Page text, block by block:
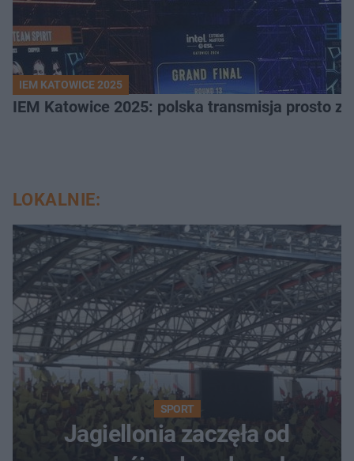
IEM KATOWICE 2025
IEM Katowice 2025: polska transmisja prosto
LOKALNIE:
SPORT
Jagiellonia zaczęła od